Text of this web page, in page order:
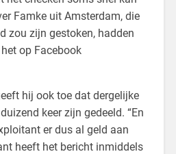
Famke uit Amsterdam, die
zou zijn gestoken, hadden
op Facebook
hij ook toe dat dergelijke
keer zijn gedeeld. “En
er dus al geld aan
heeft het bericht inmiddels